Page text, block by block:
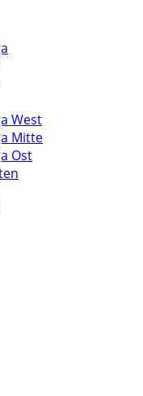
West
Mitte
Ost